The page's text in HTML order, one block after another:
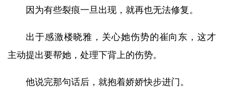
因为有些裂痕一旦出现，就再也无法修复。
出于感激楼晓雅，关心她伤势的崔向东，这才
主动提出要帮她，处理下背上的伤势。
他说完那句话后，就抱着娇娇快步进门。